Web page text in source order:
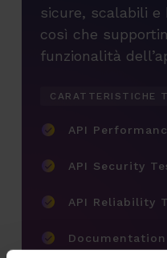
sicure, scalabili
così che
funzionalità
CARATTERISTICHE
API
API Security
API Reliability
Documentation